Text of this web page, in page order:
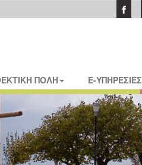
ΠΟΛΗ E-ΥΠΗΡΕΣΙΕΣ